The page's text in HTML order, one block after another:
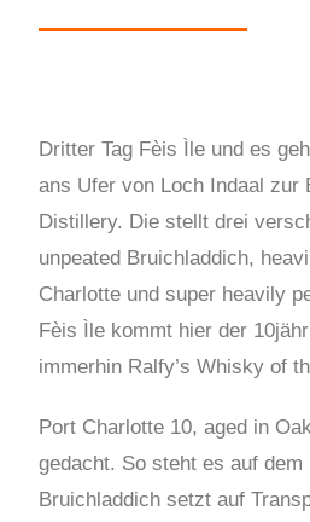
Dritter Tag Fèis Ìle und es
ans Ufer von Loch Indaal zur
Distillery. Die stellt drei
unpeated Bruichladdich,
Charlotte und super heavily
Fèis Ìle kommt hier der
immerhin Ralfy’s Whisky of
Port Charlotte 10, aged in
gedacht. So steht es auf
Bruichladdich setzt auf